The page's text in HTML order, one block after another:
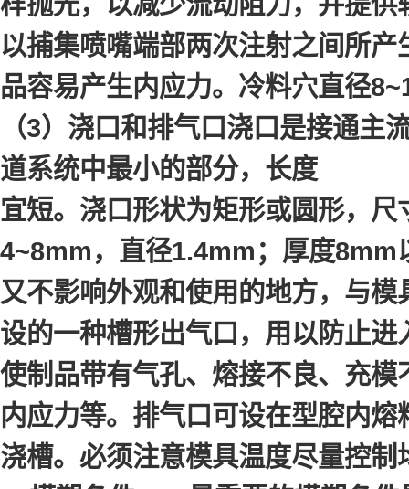
以捕集喷嘴端部两次注射之间所
品容易产生内应力。冷料穴直径
（3）浇口和排气口浇口是接通
道系统中最小的部分，长度
宜短。浇口形状为矩形或圆形，
4~8mm，直径1.4mm；厚度8mm
又不影响外观和使用的地方，与
设的一种槽形出气口，用以防止
使制品带有气孔、熔接不良、充
内应力等。排气口可设在型腔内
浇槽。必须注意模具温度尽量控